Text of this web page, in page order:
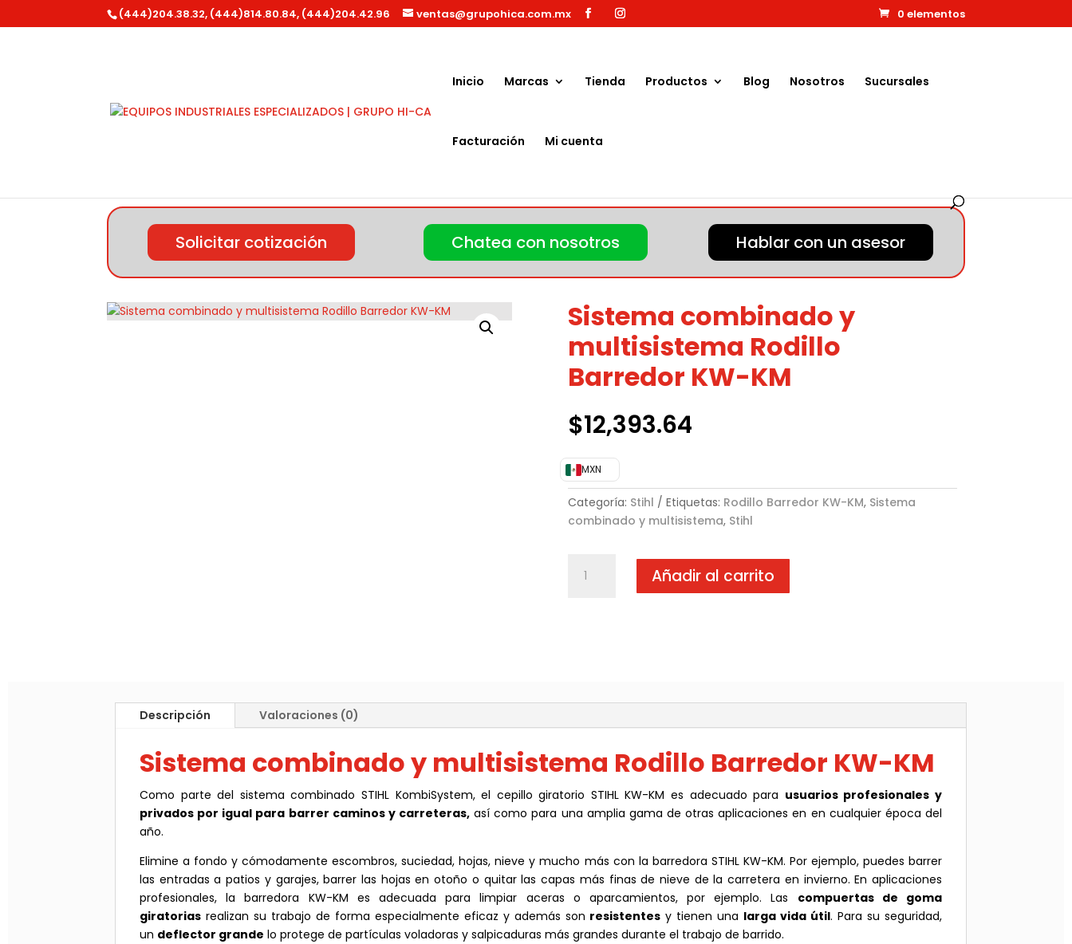
(444)204.38.32, (444)814.80.84, (444)204.42.96 ventas@grupohica.com.mx 0 elementos
Inicio Marcas Tienda Productos Blog Nosotros Sucursales
Facturación Mi cuenta
Búsqueda
Solicitar cotización Chatea con nosotros Hablar con un asesor
Sistema combinado y
multisistema Rodillo
Barredor KW-KM
$12,393.64
MXN
Categoría: Stihl Etiquetas: Rodillo Barredor KW-KM, Sistema
combinado y multisistema, Stihl
combinado
Añadir al carrito
Descripción Valoraciones (0)
Sistema combinado y multisistema Rodillo Barredor KW-KM
Como parte del sistema combinado STIHL KombiSystem, el cepillo giratorio STIHL KW-KM es adecuado para usuarios profesionales y
privados por igual para barrer caminos y carreteras, así como para una amplia gama de otras aplicaciones en en cualquier época del
año.
Elimine a fondo y cómodamente escombros, suciedad, hojas, nieve y mucho más con la barredora STIHL KW-KM. Por ejemplo, puedes barrer
las entradas a patios y garajes, barrer las hojas en otoño o quitar las capas más finas de nieve de la carretera en invierno. En aplicaciones
profesionales, la barredora KW-KM es adecuada para limpiar aceras o aparcamientos, por ejemplo. Las compuertas de goma
giratorias realizan su trabajo de forma especialmente eficaz y además son resistentes y tienen una larga vida útil. Para su seguridad,
un deflector grande lo protege de partículas voladoras y salpicaduras más grandes durante el trabajo de barrido.